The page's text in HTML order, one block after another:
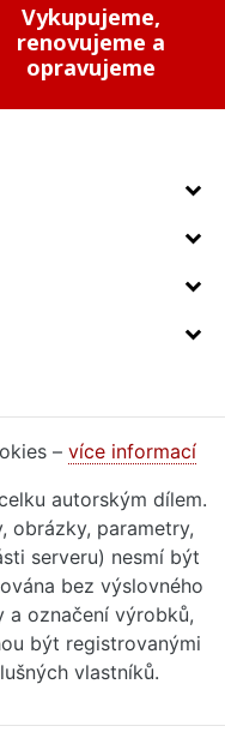
Vykupujeme,
renovujeme a
opravujeme
– více informací
autorským dílem.
obrázky, parametry,
serveru) nesmí být
bez výslovného
a označení výrobků,
být registrovanými
vlastníků.